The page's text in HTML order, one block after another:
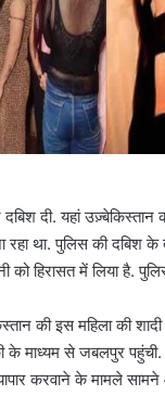
दी. यहां उज़्बेकिस्तान
रहा था. पुलिस की दबिश के
को हिरासत में लिया है.
की इस महिला की
के माध्यम से जबलपुर
करवाने के मामले